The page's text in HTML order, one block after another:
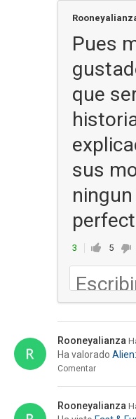
Pues
que
sus
3 5
Rooneyalianza
Ha valorado
Comentar
Rooneyalianza